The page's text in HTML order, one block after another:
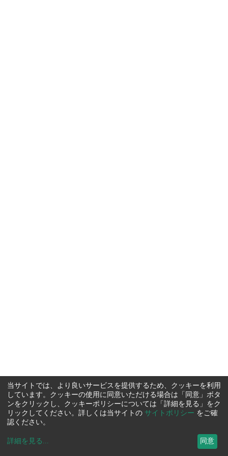
当サイトでは、より良いサービスを提供するため、クッキーを利用
しています。クッキーの使用に同意いただける場合は「同意」ボタ
ンをクリックし、クッキーポリシーについては「詳細を見る」をク
リックしてください。詳しくは当サイトの サイトポリシー をご確
認ください。
詳細を見る ... 同意